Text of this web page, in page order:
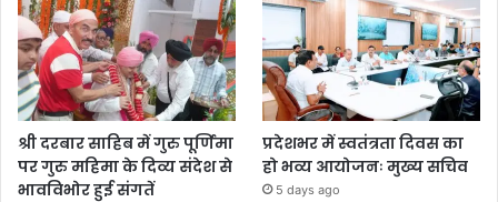
श्री दरबार साहिब में गुरु पूर्णिमा
पर गुरु महिमा के दिव्य संदेश से
भावविभोर हुई संगतें
प्रदेशभर में स्वतंत्रता दिवस का
हो भव्य आयोजनः मुख्य सचिव
5 days ago